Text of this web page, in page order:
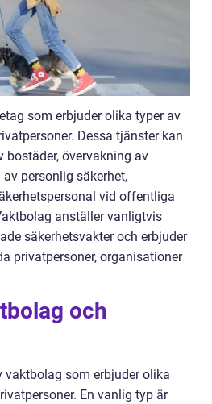
som erbjuder olika typer av
Dessa tjänster kan
bostäder, övervakning av
personlig säkerhet,
vid offentliga
anställer vanligtvis
säkerhetsvakter och erbjuder
privatpersoner, organisationer
och
vaktbolag som erbjuder olika
En vanlig typ är